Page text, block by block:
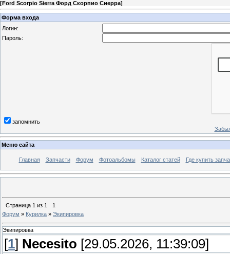
[Ford Scorpio Sierra Форд Скорпио Сиерра]
Форма входа
Логин:
Пароль:
запомнить
Меню сайта
Главная Запчасти Форум Фотоальбомы Каталог статей Где купить
Страница 1 из 1
1
Форум » Курилка » Экипировка
Экипировка
[1] Necesito [29.05.2026, 11:39:09]